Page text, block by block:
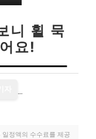
니 휠 묵
요!
정액의 수수료를 제공